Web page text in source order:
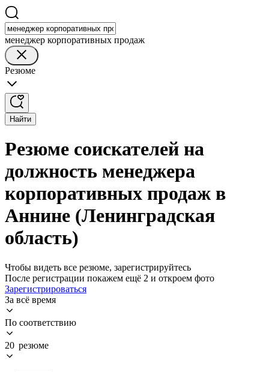
менеджер корпоративных продаж
Резюме
Найти
Резюме соискателей на
должность менеджера
корпоративных продаж в
Аннине (Ленинградская
область)
Чтобы видеть все резюме, зарегистрируйтесь
После регистрации покажем ещё 2 и откроем фото
Зарегистрироваться
За всё время
По соответствию
20 резюме